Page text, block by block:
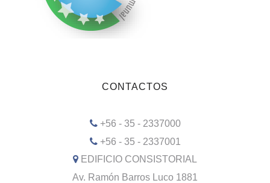
CONTACTOS
+56 - 35 - 2337000
+56 - 35 - 2337001
EDIFICIO CONSISTORIAL
Av. Ramón Barros Luco 1881